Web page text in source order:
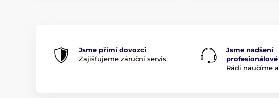
Jsme přímí dovozci
Zajišťujeme záruční servis.
Jsme nadšení
profesionálové
Rádi naučíme